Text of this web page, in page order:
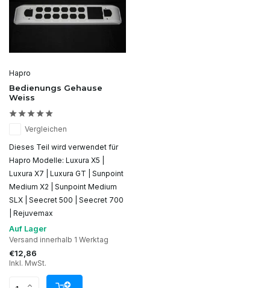
Hapro
Bedienungs Gehause
Weiss
Vergleichen
Dieses Teil wird verwendet für
Hapro Modelle: Luxura X5 |
Luxura X7 | Luxura GT | Sunpoint
Medium X2 | Sunpoint Medium
SLX | Seecret 500 | Seecret 700
| Rejuvemax
Auf Lager
Versand innerhalb 1 Werktag
€12,86
Inkl. MwSt.